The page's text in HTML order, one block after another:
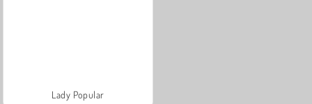
Lady Popular